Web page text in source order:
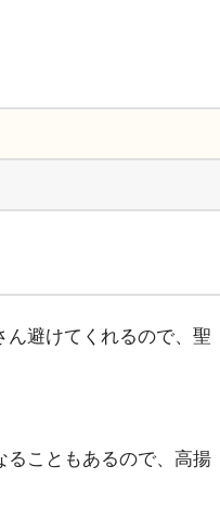
ん避けてくれるので、聖
ることもあるので、高揚